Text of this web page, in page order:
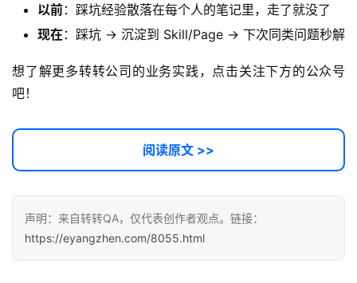
以前：踩坑经验散落在每个人的笔记里，走了就没了
现在：踩坑 → 沉淀到 Skill/Page → 下次同类问题秒解
想了解更多转转公司的业务实践，点击关注下方的公众号
吧！
阅读原文 >>
声明：来自转转QA，仅代表创作者观点。链接：
https://eyangzhen.com/8055.html